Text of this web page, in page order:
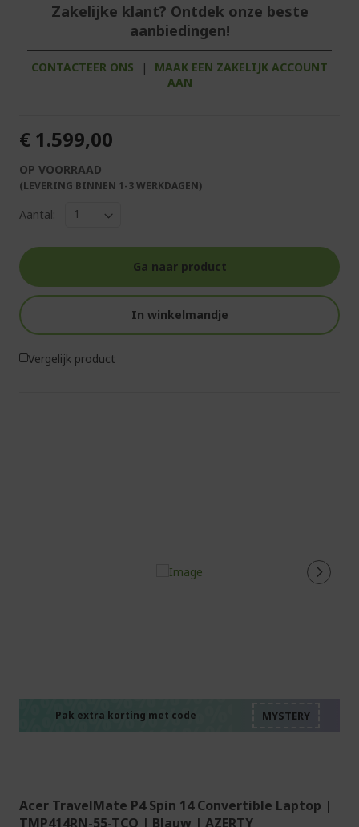
Zakelijke klant? Ontdek onze beste
aanbiedingen!
CONTACTEER ONS |
MAAK EEN ZAKELIJK ACCOUNT
AAN
€ 1.599,00
OP VOORRAAD
(LEVERING BINNEN 1-3 WERKDAGEN)
Aantal:
Ga naar product
In winkelmandje
Vergelijk product
Pak extra korting met code
Acer TravelMate P4 Spin 14 Convertible Laptop |
TMP414RN-55-TCO | Blauw | AZERTY